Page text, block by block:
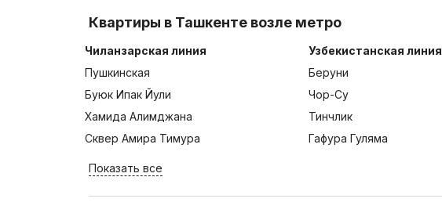
Квартиры в Ташкенте возле метро
Чиланзарская линия
Пушкинская
Буюк Ипак Йули
Хамида Алимджана
Сквер Амира Тимура
Узбекистанская линия
Беруни
Чор-Су
Тинчлик
Гафура Гуляма
Показать все